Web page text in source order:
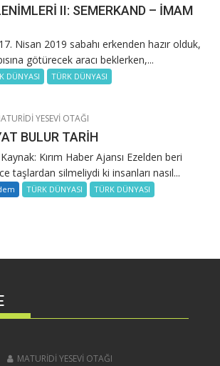
II: SEMERKAND – İMAM
Nisan 2019 sabahı erkenden hazır olduk,
götürecek aracı beklerken,...
DÜNYASI TÜRK DÜNYASI
YESEVİ OTAĞI
BULUR TARİH
Kırım Haber Ajansı Ezelden beri
taşlardan silmeliydi ki insanları nasıl...
TÜRK DÜNYASI TÜRK DÜNYASI
MATURİDİ YESEVİ OTAĞI